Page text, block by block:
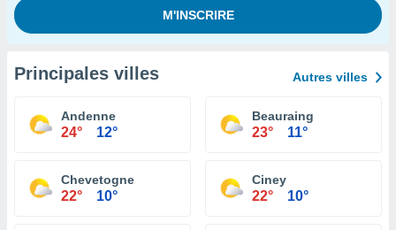
Principales villes Autres villes
Andenne
24° 12°
Beauraing
23° 11°
Chevetogne
22° 10°
Ciney
22° 10°